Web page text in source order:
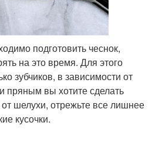
подготовить чеснок,
на это время. Для этого
зубчиков, в зависимости от
пряным вы хотите сделать
шелухи, отрежьте все лишнее
кусочки.